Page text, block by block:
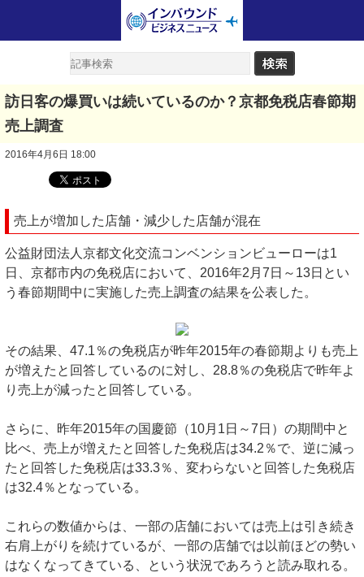
訪日客の爆買いは続いているのか？京都免税店春節期
売上調査
2016年4月6日 18:00
売上が増加した店舗・減少した店舗が混在
公益財団法人京都文化交流コンベンションビューローは1
日、京都市内の免税店において、2016年2月7日～13日とい
う春節期間中に実施した売上調査の結果を公表した。
その結果、47.1％の免税店が昨年2015年の春節期よりも売上
が増えたと回答しているのに対し、28.8％の免税店で昨年よ
り売上が減ったと回答している。
さらに、昨年2015年の国慶節（10月1日～7日）の期間中と
比べ、売上が増えたと回答した免税店は34.2％で、逆に減っ
たと回答した免税店は33.3％、変わらないと回答した免税店
は32.4％となっている。
これらの数値からは、一部の店舗においては売上は引き続き
右肩上がりを続けているが、一部の店舗では以前ほどの勢い
はなくなってきている、という状況であろうと読み取れる。